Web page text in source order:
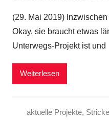
(29. Mai 2019)
Okay, sie braucht etwas
Unterwegs-Projekt ist und
Weiterlesen
aktuelle Projekte,